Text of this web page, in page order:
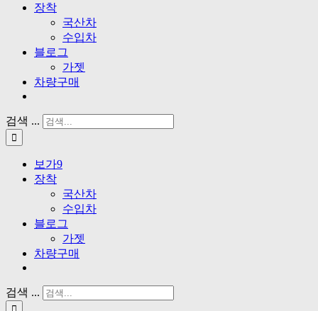
장착
국산차
수입차
블로그
가젯
차량구매
검색 ...
보가9
장착
국산차
수입차
블로그
가젯
차량구매
검색 ...